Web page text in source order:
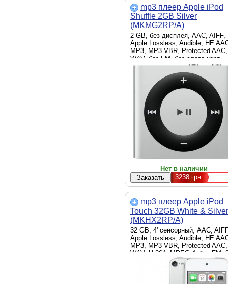
mp3 плеер Apple iPod
Shuffle 2GB Silver
(MKMG2RP/A)
2 GB, без дисплея, AAC, AIFF,
Apple Lossless, Audible, HE
MP3, MP3 VBR, Protected AAC,
WAV, без FM, без слота карт
памяти, Li-Ion, серебристый
Нет в наличии
3238 грн
mp3 плеер Apple iPod
Touch 32GB White & Silver
(MKHX2RP/A)
32 GB, 4' сенсорный, AAC,
Apple Lossless, Audible, HE
MP3, MP3 VBR, Protected AAC,
WAV, H.264, MPEG-4, без FM,
Мр, без слота карт памяти, Li-